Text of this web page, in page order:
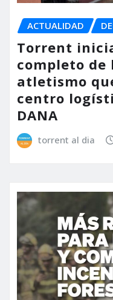
ACTUALIDAD
Torrent
completo de
atletismo
centro
DANA
torrent al dia